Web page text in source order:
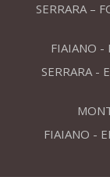
SERRARA –
FIAIANO -
SERRARA -
FIAIANO -